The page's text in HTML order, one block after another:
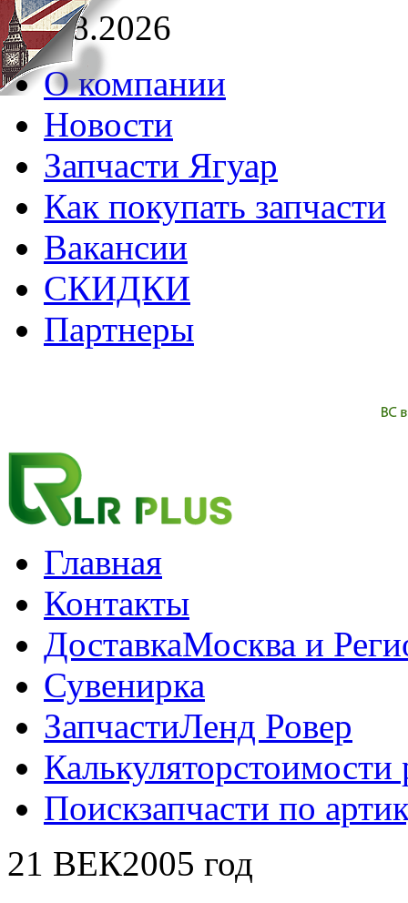
09.08.2026
О компании
Новости
Запчасти Ягуар
Как покупать запчасти
Вакансии
СКИДКИ
Партнеры
Главная
Контакты
ДоставкаМосква и
Сувенирка
ЗапчастиЛенд Ровер
Калькуляторстоимости
Поискзапчасти по
21 ВЕК2005 год